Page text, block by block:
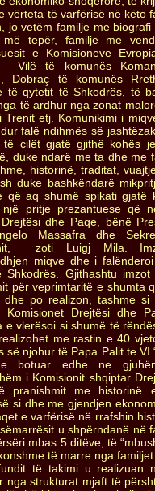
vërteta të varfërisë në këto
jo vetëm familje me
tepër, familje me
e Komisioneve
Vilë të komunës
Dobraç të komunës
të qytetit të Shkodrës, të
të ardhur nga zonat
Trenit etj. Komunikimi i
falë ndihmës së
të cilët gjatë gjithë kohës
duke ndarë me ta dhe me
historinë, traditat,
duke bashkëndarë
që aq shumë spikati gjatë
pritje prezantuese që
dhe Paqe, bënë
Massafra dhe
zoti Luigj Mila.
miqve dhe i
Shkodrës. Gjithashtu
për veprimtaritë e shumta
dhe po realizon, tashme
Komisionet Drejtësi dhe
e vlerësoi si shumë të
me rastin e 40
së njohur të Papa Palit te VI
botuar edhe ne
i Komisionit shqiptar
pranishmit me
si dhe me gjendjen
e varfërisë në rrafshin
u shpërndanë në
mbas 5 ditëve, të
të marre nga
të takimi u realizuan
nga strukturat mjaft të